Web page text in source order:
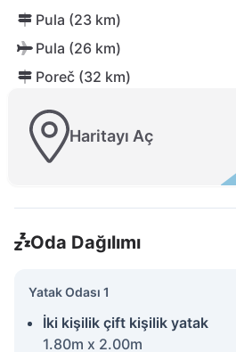
Pula (23 km)
Pula (26 km)
Poreč (32 km)
Haritayı Aç
Oda Dağılımı
Yatak Odası 1
İki kişilik çift kişilik yatak
1.80m x 2.00m